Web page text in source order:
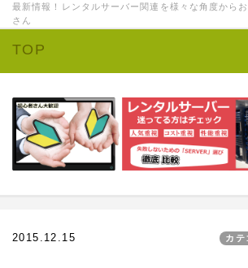
最新情報！レンタルサーバー関連を様々な角度から
さん
TOP
2015.12.15 カテ